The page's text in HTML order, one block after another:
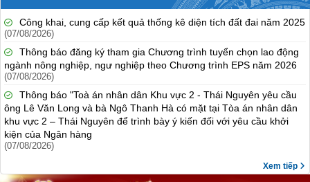
Công khai, cung cấp kết quả thống kê diện tích đất đai năm 2025
(07/08/2026)
Thông báo đăng ký tham gia Chương trình tuyển chọn lao động
ngành nông nghiệp, ngư nghiệp theo Chương trình EPS năm 2026
(07/08/2026)
Thông báo "Toà án nhân dân Khu vực 2 - Thái Nguyên yêu cầu
ông Lê Văn Long và bà Ngô Thanh Hà có mặt tại Tòa án nhân dân
khu vực 2 – Thái Nguyên để trình bày ý kiến đối với yêu cầu khởi
kiện của Ngân hàng
(07/08/2026)
Xem tiếp